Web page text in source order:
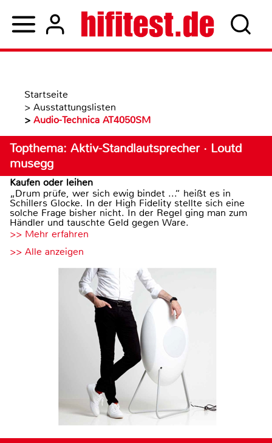
Startseite
> Ausstattungslisten
> Audio-Technica AT4050SM
Topthema: Aktiv-Standlautsprecher · Loutd
musegg
Kaufen oder leihen
„Drum prüfe, wer sich ewig bindet ...“ heißt es in
Schillers Glocke. In der High Fidelity stellte sich eine
solche Frage bisher nicht. In der Regel ging man zum
Händler und tauschte Geld gegen Ware.
>> Mehr erfahren
>> Alle anzeigen